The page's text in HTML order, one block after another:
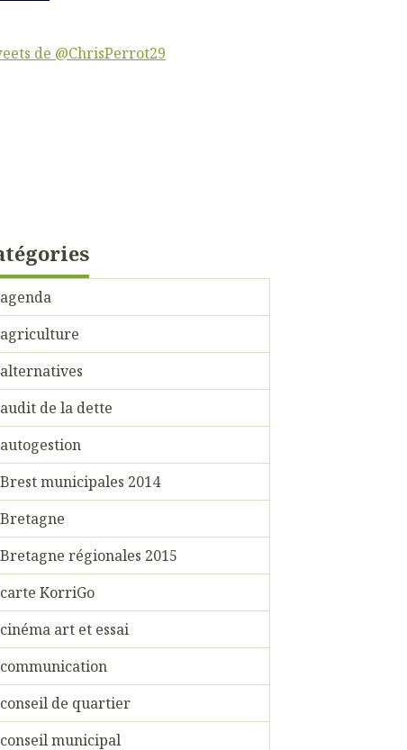
de @ChrisPerrot29
agenda
agriculture
alternatives
audit de la dette
autogestion
Brest municipales 2014
Bretagne
Bretagne régionales 2015
carte KorriGo
cinéma art et essai
communication
conseil de quartier
conseil municipal